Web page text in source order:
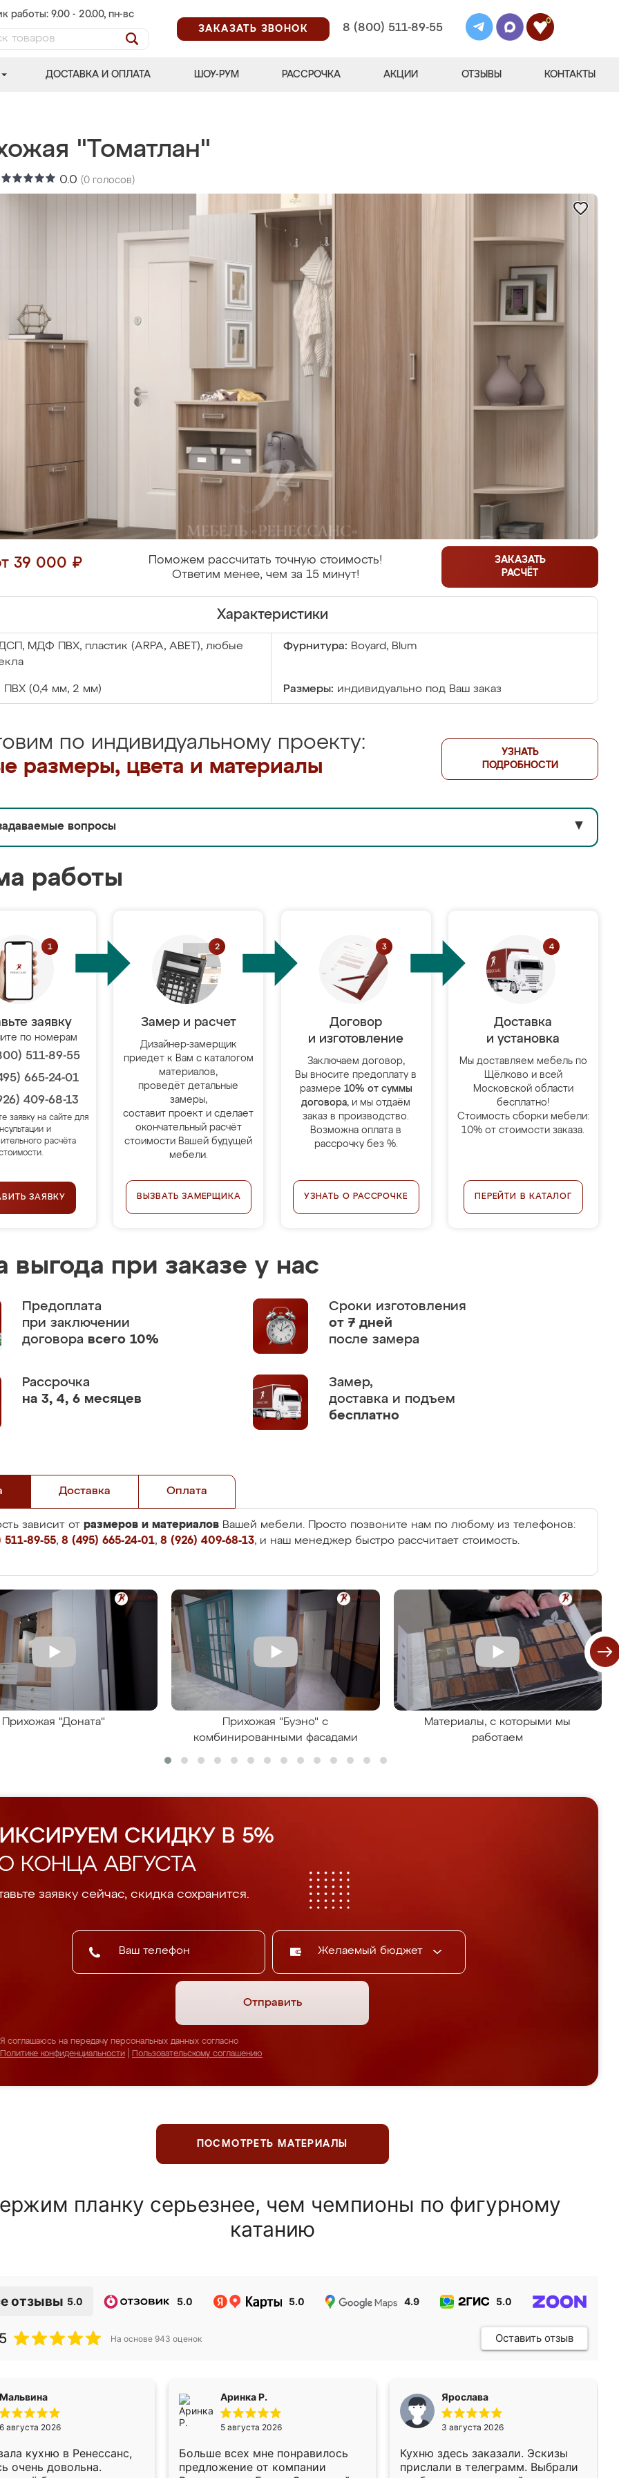
работы: 9.00 - 20.00, пн-вс
ЗАКАЗАТЬ ЗВОНОК
8 (800) 511-89-55
0
ДОСТАВКА И ОПЛАТА ШОУ-РУМ РАССРОЧКА АКЦИИ ОТЗЫВЫ КОНТАКТЫ
"Томатлан"
0.0 (0 голосов)
39 000 ₽
Поможем рассчитать точную стоимость!
Ответим менее, чем за 15 минут!
ЗАКАЗАТЬ
РАСЧЁТ
Характеристики
МДФ ПВХ, пластик (ARPA, ABET), любые
Фурнитура: Boyard, Blum
ПВХ (0,4 мм, 2 мм) Размеры: индивидуально под Ваш заказ
по индивидуальному проекту:
размеры, цвета и материалы
УЗНАТЬ
ПОДРОБНОСТИ
вопросы ▼
работы
заявку
по номерам
511-89-55
665-24-01
409-68-13
заявку на сайте для
и
расчёта
ЗАЯВКУ
Замер и расчет
Дизайнер-замерщик
приедет к Вам с каталогом
материалов,
проведёт детальные
замеры,
составит проект и сделает
окончательный расчёт
стоимости Вашей будущей
мебели.
ВЫЗВАТЬ ЗАМЕРЩИКА
Договор
и изготовление
Заключаем договор,
Вы вносите предоплату в
размере 10% от суммы
договора, и мы отдаём
заказ в производство.
Возможна оплата в
рассрочку без %.
УЗНАТЬ О РАССРОЧКЕ
Доставка
и установка
Мы доставляем мебель по
Щёлково и всей
Московской области
бесплатно!
Стоимость сборки мебели:
10% от стоимости заказа.
ПЕРЕЙТИ В КАТАЛОГ
выгода при заказе у нас
Предоплата
при заключении
договора всего 10%
Сроки изготовления
от 7 дней
после замера
Рассрочка
на 3, 4, 6 месяцев
Замер,
доставка и подъем
бесплатно
Доставка Оплата
зависит от размеров и материалов Вашей мебели. Просто позвоните нам по любому из телефонов:
89-55, 8 (495) 665-24-01, 8 (926) 409-68-13, и наш менеджер быстро рассчитает стоимость.
Прихожая "Доната"
Прихожая "Буэно" с
комбинированными фасадами
Материалы, с которыми мы
работаем
СКИДКУ В 5%
КОНЦА АВГУСТА
заявку сейчас, скидка сохранится.
Желаемый бюджет
Отправить
Я соглашаюсь на передачу персональных данных согласно
Политике конфиденциальности
Пользовательскому соглашению
ПОСМОТРЕТЬ МАТЕРИАЛЫ
планку серьезнее, чем чемпионы по фигурному
катанию
отзывы 5.0 5.0 5.0 4.9 5.0
На основе 943 оценок Оставить отзыв
Мальвина
6 августа 2026
кухню в Ренессанс,
очень довольна.
Аринка Р.
5 августа 2026
Больше всех мне понравилось
предложение от компании
Ярослава
3 августа 2026
Кухню здесь заказали. Эскизы
прислали в телеграмм. Выбрали